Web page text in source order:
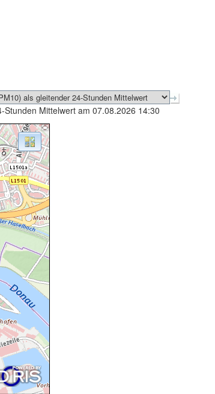
Stunden Mittelwert am 07.08.2026 14:30